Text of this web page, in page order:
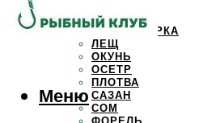
КАРП
КРАСНОПЕРКА
ЛЕЩ
ОКУНЬ
ОСЕТР
ПЛОТВА
САЗАН
СОМ
Меню